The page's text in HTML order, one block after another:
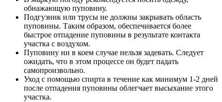
обнажающую пуповину.
Подгузник или трусы не должны закрывать область
пуповины. Таким образом, обеспечивается более
быстрое отпадение пуповины в результате контакта
участка с воздухом.
Пуповину ни в коем случае нельзя задевать. Следует
ожидать, что в этом процессе он будет падать
самопроизвольно.
Уход с помощью спирта в течение как минимум 1-2 дней
после отпадения пуповины облегчает высыхание этого
участка.